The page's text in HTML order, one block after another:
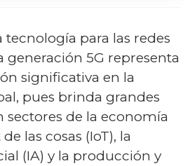
tecnología para las redes
generación 5G representa
significativa en la
pues brinda grandes
de la economía
las cosas (IoT), la
(IA) y la producción y